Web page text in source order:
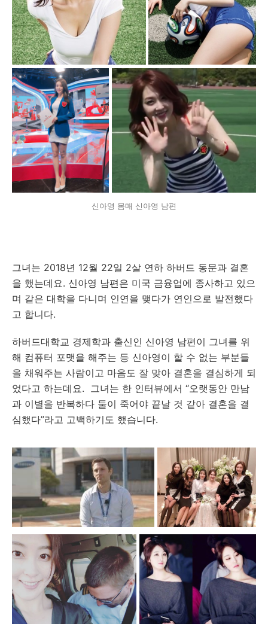
신아영 몸매 신아영 남편
그녀는 2018년 12월 22일 2살 연하 하버드 동문과 결혼
을 했는데요. 신아영 남편은 미국 금융업에 종사하고 있으
며 같은 대학을 다니며 인연을 맺다가 연인으로 발전했다
고 합니다.
하버드대학교 경제학과 출신인 신아영 남편이 그녀를 위
해 컴퓨터 포맷을 해주는 등 신아영이 할 수 없는 부분들
을 채워주는 사람이고 마음도 잘 맞아 결혼을 결심하게 되
었다고 하는데요. 그녀는 한 인터뷰에서 “오랫동안 만남
과 이별을 반복하다 둘이 죽어야 끝날 것 같아 결혼을 결
심했다”라고 고백하기도 했습니다.